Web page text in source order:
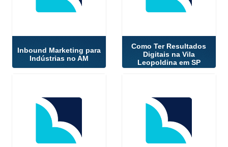
Inbound Marketing para
Indústrias no AM
Como Ter Resultados
Digitais na Vila
Leopoldina em SP